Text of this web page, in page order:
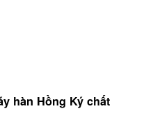
hàn Hồng Ký chất